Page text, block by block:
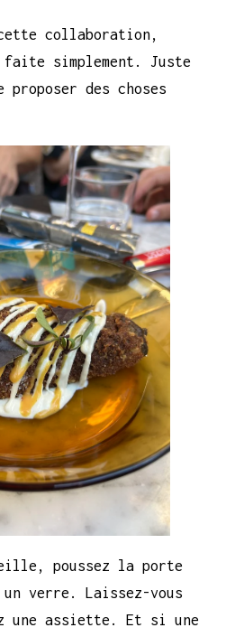
collaboration,
simplement. Juste
proposer des choses
poussez la porte
un verre. Laissez-vous
une assiette. Et si une